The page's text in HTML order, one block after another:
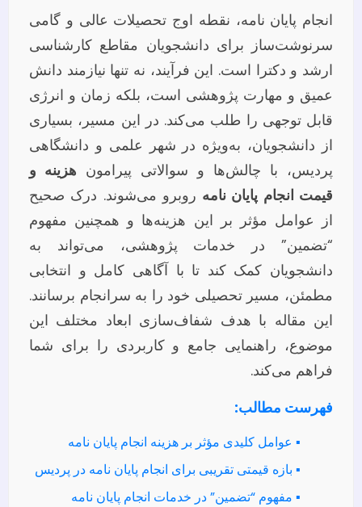
انجام پایان نامه، نقطه اوج تحصیلات عالی و گامی
سرنوشت‌ساز برای دانشجویان مقاطع کارشناسی
ارشد و دکترا است. این فرآیند، نه تنها نیازمند دانش
عمیق و مهارت پژوهشی است، بلکه زمان و انرژی
قابل توجهی را طلب می‌کند. در این مسیر، بسیاری
از دانشجویان، به‌ویژه در شهر علمی و دانشگاهی
پردیس، با چالش‌ها و سوالاتی پیرامون هزینه و
قیمت انجام پایان نامه روبرو می‌شوند. درک صحیح
از عوامل مؤثر بر این هزینه‌ها و همچنین مفهوم
“تضمین” در خدمات پژوهشی، می‌تواند به
دانشجویان کمک کند تا با آگاهی کامل و انتخابی
مطمئن، مسیر تحصیلی خود را به سرانجام برسانند.
این مقاله با هدف شفاف‌سازی ابعاد مختلف این
موضوع، راهنمایی جامع و کاربردی را برای شما
فراهم می‌کند.
فهرست مطالب:
▪️ عوامل کلیدی مؤثر بر هزینه انجام پایان نامه
▪️ بازه قیمتی تقریبی برای انجام پایان نامه در پردیس
▪️ مفهوم “تضمین” در خدمات انجام پایان نامه